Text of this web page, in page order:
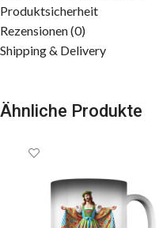
Produktsicherheit
Rezensionen (0)
Shipping & Delivery
Ähnliche Produkte